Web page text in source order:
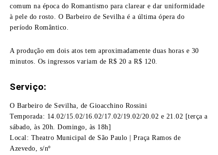
comum na época do Romantismo para clarear e dar uniformidade
à pele do rosto. O Barbeiro de Sevilha é a última ópera do
período Romântico.
A produção em dois atos tem aproximadamente duas horas e 30
minutos. Os ingressos variam de R$ 20 a R$ 120.
Serviço:
O Barbeiro de Sevilha, de Gioacchino Rossini
Temporada: 14.02/15.02/16.02/17.02/19.02/20.02 e 21.02 [terça a
sábado, às 20h. Domingo, às 18h]
Local: Theatro Municipal de São Paulo | Praça Ramos de
Azevedo, s/nº